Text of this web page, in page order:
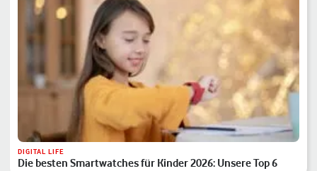
DIGITAL LIFE
Die besten Smartwatches für Kinder 2026: Unsere Top 6